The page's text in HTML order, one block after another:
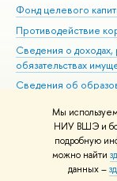
Мы
НИУ ВШЭ и
подробную
можно найти
данных –
Фонд целевого
Противодействие
Сведения о доходах,
обязательствах
Сведения об
Людям с
Единая платежная
Работа в Вышке